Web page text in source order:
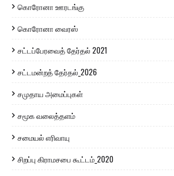
கொரோனா ஊரடங்கு
கொரோனா வைரஸ்
சட்டப்பேரவைத் தேர்தல் 2021
சட்டமன்றத் தேர்தல்_2026
சமுதாய அமைப்புகள்
சமூக வலைத்தளம்
சமையல் எரிவாயு
சிறப்பு கிராமசபை கூட்டம்_2020